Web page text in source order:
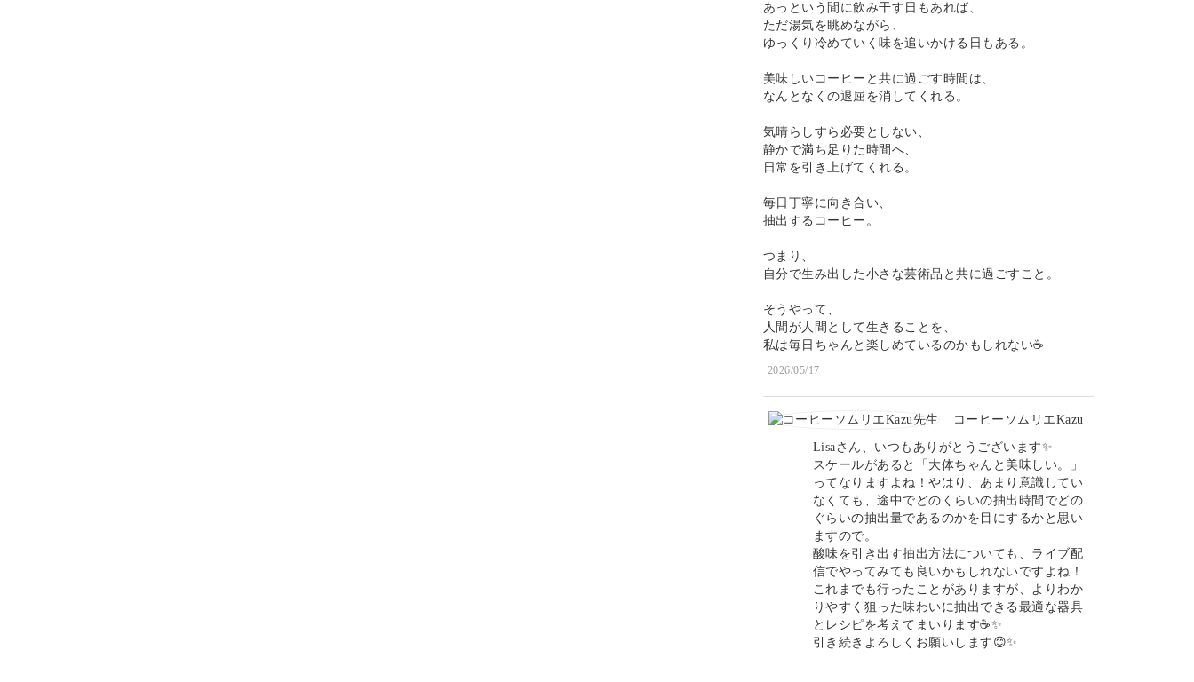
あっという間に飲み干す日もあれば、
ただ湯気を眺めながら、
ゆっくり冷めていく味を追いかける日もある。
美味しいコーヒーと共に過ごす時間は、
なんとなくの退屈を消してくれる。
気晴らしすら必要としない、
静かで満ち足りた時間へ、
日常を引き上げてくれる。
毎日丁寧に向き合い、
抽出するコーヒー。
つまり、
自分で生み出した小さな芸術品と共に過ごすこと。
そうやって、
人間が人間として生きることを、
私は毎日ちゃんと楽しめているのかもしれない☕️
2026/05/17
コーヒーソムリエKazu
Lisaさん、いつもありがとうございます✨
スケールがあると「大体ちゃんと美味しい。」
ってなりますよね！やはり、あまり意識してい
なくても、途中でどのくらいの抽出時間でどの
ぐらいの抽出量であるのかを目にするかと思い
ますので。
酸味を引き出す抽出方法についても、ライブ配
信でやってみても良いかもしれないですよね！
これまでも行ったことがありますが、よりわか
りやすく狙った味わいに抽出できる最適な器具
とレシピを考えてまいります☕️✨
引き続きよろしくお願いします😊✨